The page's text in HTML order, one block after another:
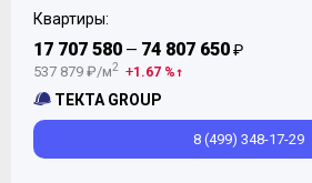
Квартиры:
17 707 580 — 74 807 650₽
537 879 ₽/м2 1.67 %
ТЕКТА GROUP
8 (499) 348-17-29